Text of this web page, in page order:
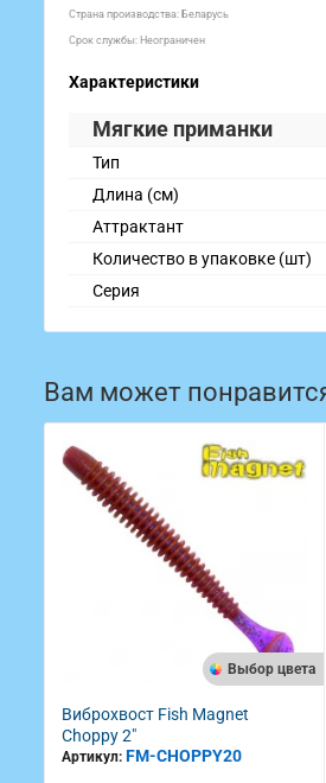
Страна производства: Беларусь
Срок службы: Неограничен
Характеристики
Мягкие приманки
Тип
Длина (см)
Аттрактант
Количество в упаковке (шт)
Серия
Вам может
Выбор цвета
Виброхвост Fish Magnet
Choppy 2"
Артикул: FM-CHOPPY20